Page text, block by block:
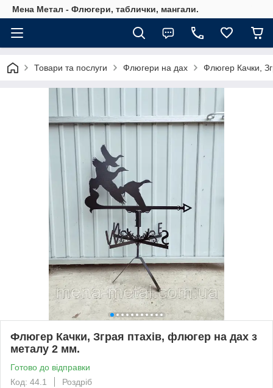
Мена Метал - Флюгери, таблички, мангали.
Товари та послуги Флюгери на дах Флюгер Качки,
Флюгер Качки, Зграя птахів, флюгер на дах з
металу 2 мм.
Готово до відправки
Код: 44.1
Роздріб